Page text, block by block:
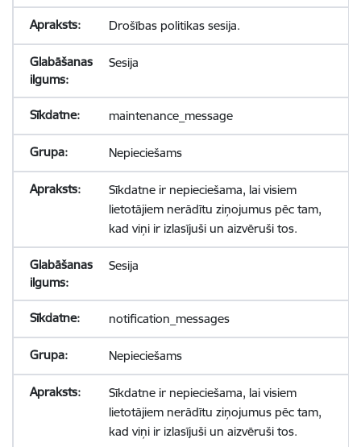
Drošības politikas sesija.
Sesija
maintenance_message
Nepieciešams
Sīkdatne ir nepieciešama, lai visiem
lietotājiem nerādītu ziņojumus pēc tam,
kad viņi ir izlasījuši un aizvēruši tos.
Sesija
notification_messages
Nepieciešams
Sīkdatne ir nepieciešama, lai visiem
lietotājiem nerādītu ziņojumus pēc tam,
kad viņi ir izlasījuši un aizvēruši tos.